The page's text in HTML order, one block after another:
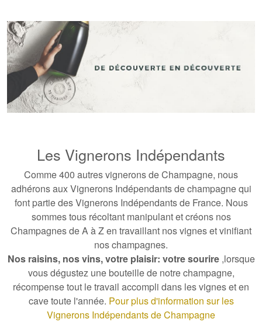
Les Vignerons Indépendants
Comme 400 autres vignerons de Champagne, nous
adhérons aux Vignerons Indépendants de champagne qui
font partie des Vignerons Indépendants de France. Nous
sommes tous récoltant manipulant et créons nos
Champagnes de A à Z en travaillant nos vignes et vinifiant
nos champagnes.
Nos raisins, nos vins, votre plaisir: votre sourire ,lorsque
vous dégustez une bouteille de notre champagne,
récompensetout le travail accompli dans les vignes et en
cave toute l'année. Pour plus d'information sur les
Vignerons Indépendants de Champagne